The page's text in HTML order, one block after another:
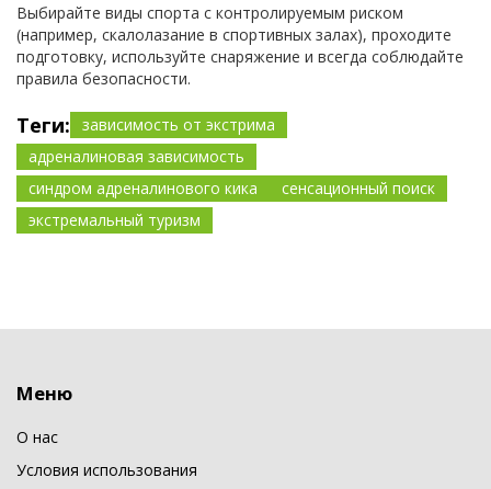
Выбирайте виды спорта с контролируемым риском
(например, скалолазание в спортивных залах), проходите
подготовку, используйте снаряжение и всегда соблюдайте
правила безопасности.
Теги:
зависимость от экстрима
адреналиновая зависимость
синдром адреналинового кика
сенсационный поиск
экстремальный туризм
Меню
О нас
Условия использования